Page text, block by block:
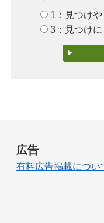
1：見つけ
3：見つけに
広告
有料広告掲載につい